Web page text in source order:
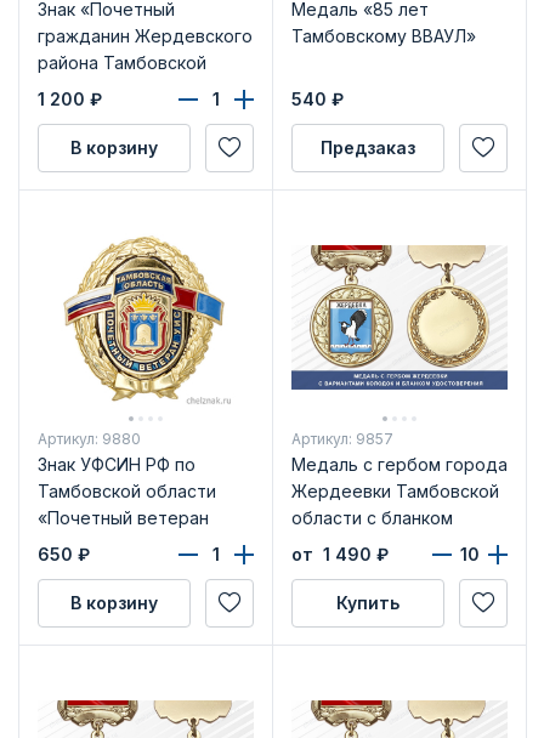
Знак «Почетный
гражданин Жердевского
района Тамбовской
области»
1 200 ₽
В корзину
Медаль «85 лет
Тамбовскому ВВАУЛ»
540 ₽
Предзаказ
Артикул: 9880
Знак УФСИН РФ по
Тамбовской области
«Почетный ветеран
УИС» с бланком
650 ₽
В корзину
Артикул: 9857
Медаль с гербом города
Жердеевки Тамбовской
области с бланком
удостоверения
от 1 490 ₽
Купить